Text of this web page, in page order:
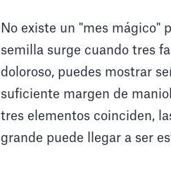
No existe un "mes mágico"
semilla surge cuando tres
doloroso, puedes mostrar
suficiente margen de
tres elementos coinciden,
grande puede llegar a ser